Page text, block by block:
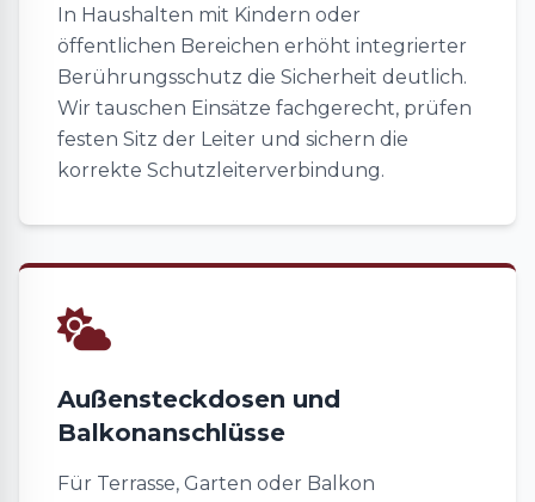
In Haushalten mit Kindern oder
öffentlichen Bereichen erhöht integrierter
Berührungsschutz die Sicherheit deutlich.
Wir tauschen Einsätze fachgerecht, prüfen
festen Sitz der Leiter und sichern die
korrekte Schutzleiterverbindung.
Außensteckdosen und
Balkonanschlüsse
Für Terrasse, Garten oder Balkon